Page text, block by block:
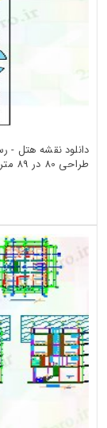
دانلود نقشه هتل -
طراحی 80 در 89 متر (کد58892)